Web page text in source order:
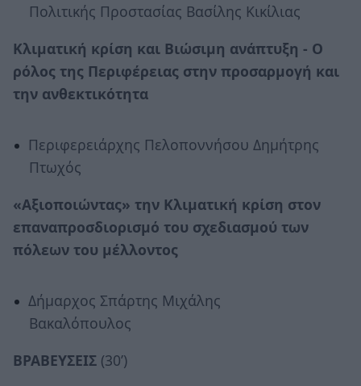
Πολιτικής Προστασίας Βασίλης Κικίλιας
Κλιματική κρίση και Βιώσιμη ανάπτυξη - Ο
ρόλος της Περιφέρειας στην προσαρμογή και
την ανθεκτικότητα
Περιφερειάρχης Πελοποννήσου Δημήτρης
Πτωχός
«Αξιοποιώντας» την Κλιματική κρίση στον
επαναπροσδιορισμό του σχεδιασμού των
πόλεων του μέλλοντος
Δήμαρχος Σπάρτης Μιχάλης
Βακαλόπουλος
ΒΡΑΒΕΥΣΕΙΣ (30’)